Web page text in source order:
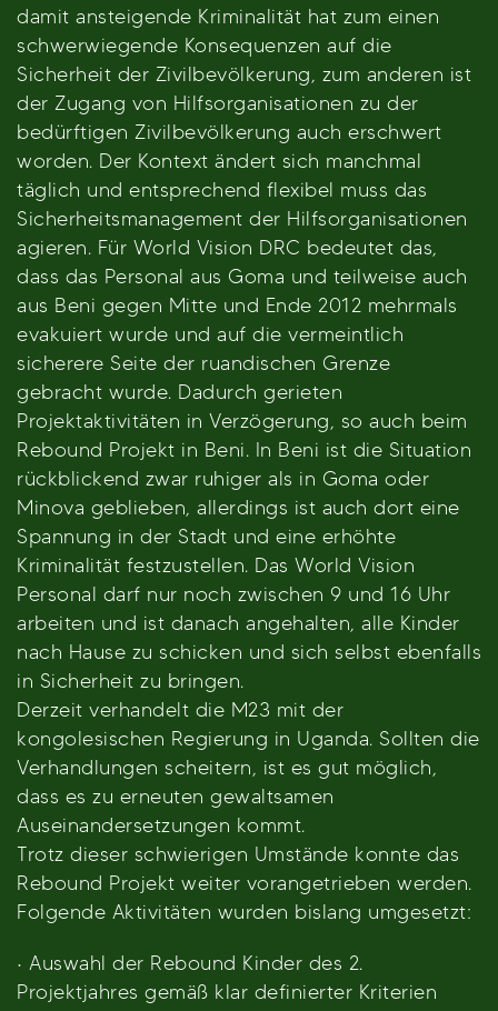
damit ansteigende Kriminalität hat zum einen
schwerwiegende Konsequenzen auf die
Sicherheit der Zivilbevölkerung, zum anderen ist
der Zugang von Hilfsorganisationen zu der
bedürftigen Zivilbevölkerung auch erschwert
worden. Der Kontext ändert sich manchmal
täglich und entsprechend flexibel muss das
Sicherheitsmanagement der Hilfsorganisationen
agieren. Für World Vision DRC bedeutet das,
dass das Personal aus Goma und teilweise auch
aus Beni gegen Mitte und Ende 2012 mehrmals
evakuiert wurde und auf die vermeintlich
sicherere Seite der ruandischen Grenze
gebracht wurde. Dadurch gerieten
Projektaktivitäten in Verzögerung, so auch beim
Rebound Projekt in Beni. In Beni ist die Situation
rückblickend zwar ruhiger als in Goma oder
Minova geblieben, allerdings ist auch dort eine
Spannung in der Stadt und eine erhöhte
Kriminalität festzustellen. Das World Vision
Personal darf nur noch zwischen 9 und 16 Uhr
arbeiten und ist danach angehalten, alle Kinder
nach Hause zu schicken und sich selbst ebenfalls
in Sicherheit zu bringen.
Derzeit verhandelt die M23 mit der
kongolesischen Regierung in Uganda. Sollten die
Verhandlungen scheitern, ist es gut möglich,
dass es zu erneuten gewaltsamen
Auseinandersetzungen kommt.
Trotz dieser schwierigen Umstände konnte das
Rebound Projekt weiter vorangetrieben werden.
Folgende Aktivitäten wurden bislang umgesetzt:
· Auswahl der Rebound Kinder des 2.
Projektjahres gemäß klar definierter Kriterien